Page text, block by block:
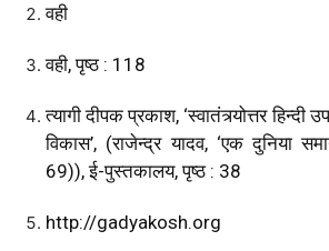
वही
वही, पृष्ठ : 118
त्यागी दीपक प्रकाश, ‘स्वातंत्र्योत्तर हिन्दी
विकास’, (राजेन्द्र यादव, ‘एक दुनिया
69)), ई-पुस्तकालय, पृष्ठ : 38
http://gadyakosh.org